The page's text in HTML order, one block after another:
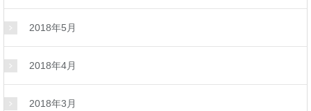
2018年5月
2018年4月
2018年3月